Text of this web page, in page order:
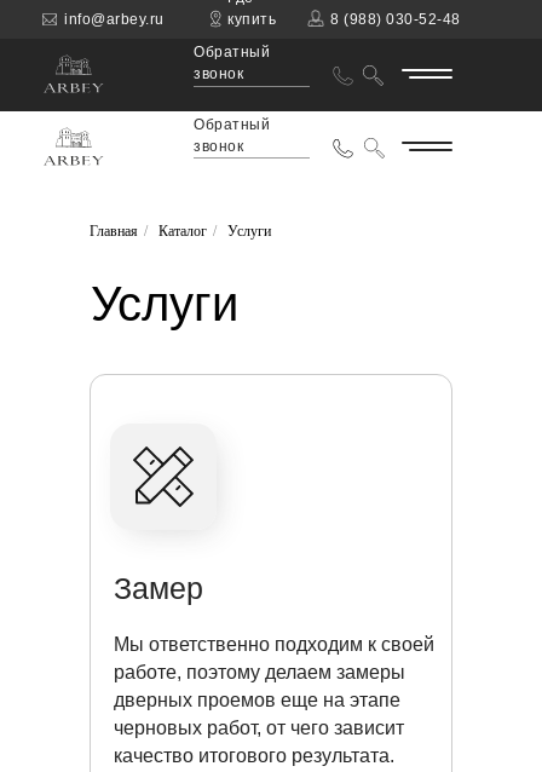
купить
8 (988) 030-52-48
info@arbey.ru
Обратный
звонок
Обратный
звонок
Главная / Каталог / Услуги
Услуги
Мы ответственно подходим к своей
работе, поэтому делаем замеры
дверных проемов еще на этапе
черновых работ, от чего зависит
качество итогового результата.
Замер